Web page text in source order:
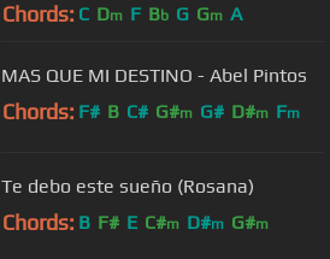
Chords: C Dm F Bb G Gm A
MAS QUE MI DESTINO - Abel Pintos
Chords: F# B C# G#m G# D#m Fm
Te debo este sueño (Rosana)
Chords: B F# E C#m D#m G#m